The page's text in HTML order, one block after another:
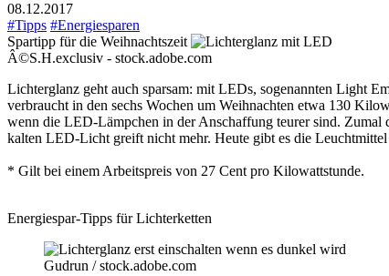
08.12.2017
#Tipps #Energiesparen
Spartipp für die Weihnachtszeit
Â©S.H.exclusiv - stock.adobe.com
Lichterglanz geht auch sparsam: mit LEDs, sogenannten Light
verbraucht in den sechs Wochen um Weihnachten etwa 130
wenn die LED-Lämpchen in der Anschaffung teurer sind. Zumal
kalten LED-Licht greift nicht mehr. Heute gibt es die
* Gilt bei einem Arbeitspreis von 27 Cent pro Kilowattstunde.
Energiespar-Tipps für Lichterketten
Gudrun / stock.adobe.com